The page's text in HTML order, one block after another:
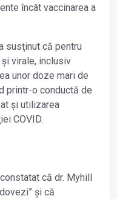
încât vaccinarea a
susţinut că pentru
virale, inclusiv
unor doze mari de
printr-o conductă de
și utilizarea
COVID.
că dr. Myhill
și că